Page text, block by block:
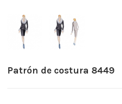
Patrón de costura 8449